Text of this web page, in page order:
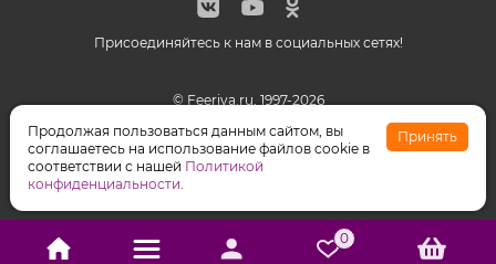
Присоединяйтесь к нам в социальных сетях!
© Feeriya.ru, 1997-2026
WhatsApp принадлежат компании Meta, признанной
экстремистской организацией на территории РФ
Продолжая пользоваться данным сайтом, вы
соглашаетесь на использование файлов cookie в
соответствии с нашей Политикой
конфиденциальности.
Принять
0